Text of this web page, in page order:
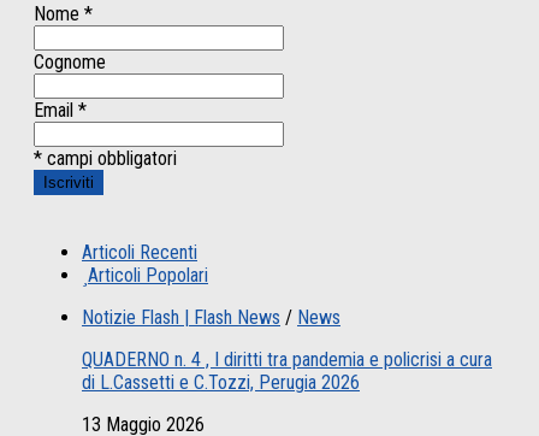
Nome *
Cognome
Email *
* campi obbligatori
Articoli Recenti
Articoli Popolari
Notizie Flash | Flash News / News
QUADERNO n. 4 , I diritti tra pandemia e policrisi a cura
di L.Cassetti e C.Tozzi, Perugia 2026
13 Maggio 2026